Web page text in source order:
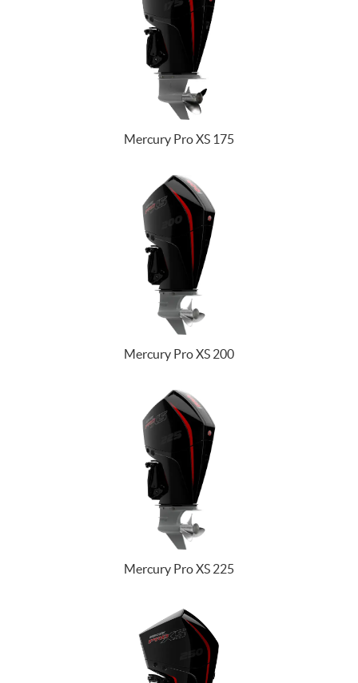
Mercury Pro XS 175
Mercury Pro XS 200
Mercury Pro XS 225